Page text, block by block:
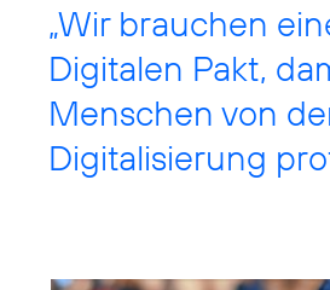
„Wir brauchen
Digitalen Pakt,
Menschen von
Digitalisierung